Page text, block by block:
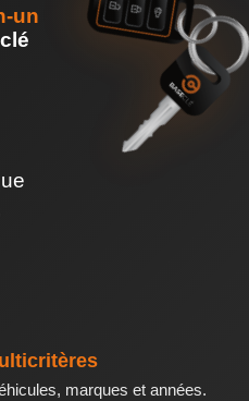
un
marques et années.